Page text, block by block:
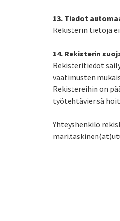
13. Tiedot
Rekisterin tietoja
14. Rekisterin
Rekisteritiedot
vaatimusten
Rekistereihin on
työtehtäviensä
Yhteyshenkilö